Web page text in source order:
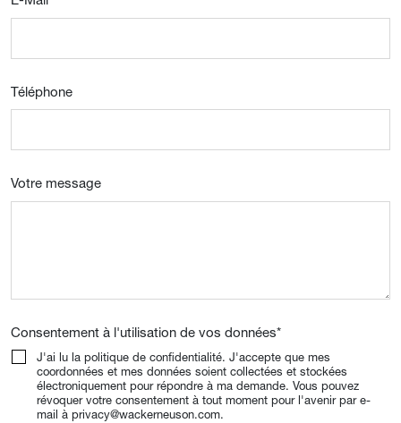
Téléphone
Votre message
Consentement à l'utilisation de vos données*
J'ai lu la politique de confidentialité. J'accepte que mes
coordonnées et mes données soient collectées et stockées
électroniquement pour répondre à ma demande. Vous pouvez
révoquer votre consentement à tout moment pour l'avenir par e-
mail à privacy@wackerneuson.com.